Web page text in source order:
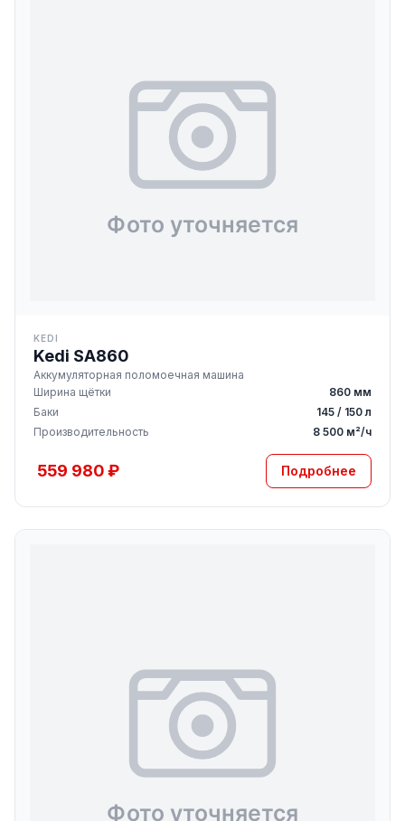
KEDI
Kedi SA860
Аккумуляторная поломоечная машина
Ширина щётки
860 мм
Баки
145 / 150 л
Производительность
8 500 м²/ч
559 980 ₽ Подробнее